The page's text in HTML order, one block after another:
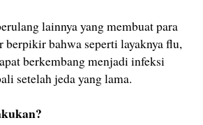
lainnya yang membuat para
bahwa seperti layaknya flu,
berkembang menjadi infeksi
setelah jeda yang lama.